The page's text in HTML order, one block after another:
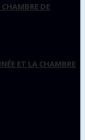
DE
ET LA CHAMBRE